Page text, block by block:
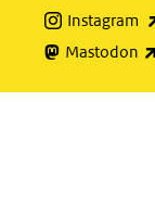
Instagram
Mastodon